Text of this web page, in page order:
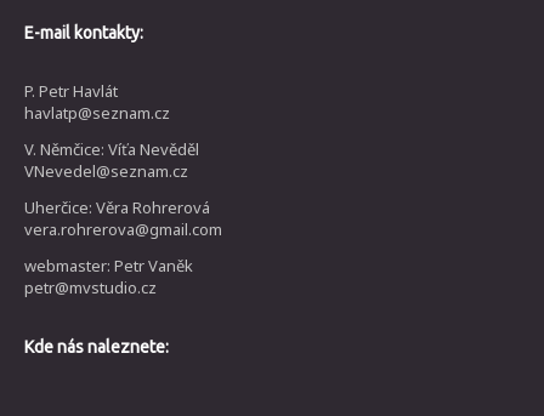
E-mail kontakty:
P. Petr Havlát
havlatp@seznam.cz
V. Němčice: Víťa Nevěděl
VNevedel@seznam.cz
Uherčice: Věra Rohrerová
vera.rohrerova@gmail.com
webmaster: Petr Vaněk
petr@mvstudio.cz
Kde nás naleznete: